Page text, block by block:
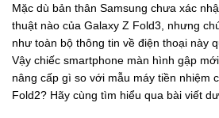
Mặc dù bản thân Samsung chưa xác
thuật nào của Galaxy Z Fold3, nhưng
như toàn bộ thông tin về điện thoại này
Vậy chiếc smartphone màn hình gập
nâng cấp gì so với mẫu máy tiền nhiệm
Fold2? Hãy cùng tìm hiểu qua bài viết